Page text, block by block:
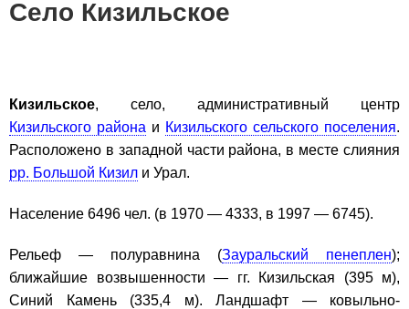
Село Кизильское
Кизильское, село, административный центр
Кизильского района и Кизильского сельского поселения.
Расположено в западной части района, в месте слияния
рр. Большой Кизил и Урал.
Население 6496 чел. (в 1970 — 4333, в 1997 — 6745).
Рельеф — полуравнина (Зауральский пенеплен);
ближайшие возвышенности — гг. Кизильская (395 м),
Синий Камень (335,4 м). Ландшафт — ковыльно-